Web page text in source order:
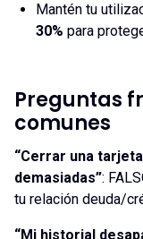
Mantén tu
30% para
Preguntas
comunes
“Cerrar una
demasiadas”:
tu relación deuda/
“Mi historial